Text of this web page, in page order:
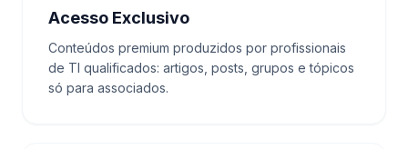
Acesso Exclusivo
Conteúdos premium produzidos por profissionais
de TI qualificados: artigos, posts, grupos e tópicos
só para associados.